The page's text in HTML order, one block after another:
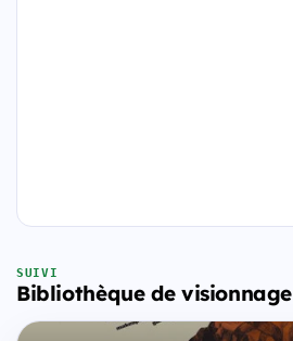
SUIVI
Bibliothèque de visionnage